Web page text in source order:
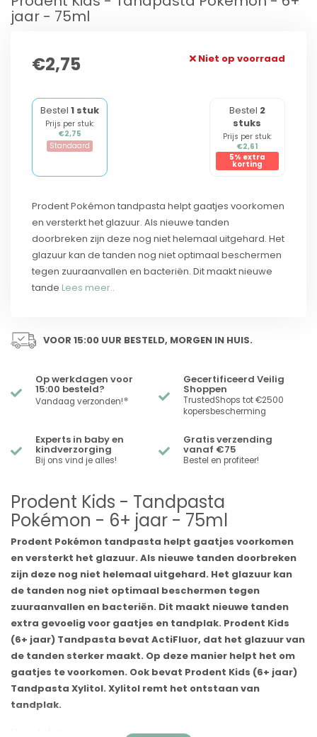
jaar - 75ml
€2,75 Niet op voorraad
Bestel 1 stuk
Prijs per stuk:
€2,75
Standaard
Bestel 2
stuks
Prijs per stuk:
€2,61
5% extra
korting
Prodent Pokémon tandpasta helpt gaatjes voorkomen
en versterkt het glazuur. Als nieuwe tanden
doorbreken zijn deze nog niet helemaal uitgehard. Het
glazuur kan de tanden nog niet optimaal beschermen
tegen zuuraanvallen en bacteriën. Dit maakt nieuwe
tande Lees meer..
VOOR 15:00 UUR BESTELD, MORGEN IN HUIS.
Op werkdagen voor
15:00 besteld?
Vandaag verzonden!*
Gecertificeerd Veilig
Shoppen
TrustedShops tot €2500
kopersbescherming
Experts in baby en
kindverzorging
Bij ons vind je alles!
Gratis verzending
vanaf €75
Bestel en profiteer!
Prodent Kids - Tandpasta
Pokémon - 6+ jaar - 75ml
Prodent Pokémon tandpasta helpt gaatjes voorkomen
en versterkt het glazuur. Als nieuwe tanden doorbreken
zijn deze nog niet helemaal uitgehard. Het glazuur kan
de tanden nog niet optimaal beschermen tegen
zuuraanvallen en bacteriën. Dit maakt nieuwe tanden
extra gevoelig voor gaatjes en tandplak. Prodent Kids
(6+ jaar) Tandpasta bevat ActiFluor, dat het glazuur van
de tanden sterker maakt. Op deze manier helpt het om
gaatjes te voorkomen. Ook bevat Prodent Kids (6+ jaar)
Tandpasta Xylitol. Xylitol remt het ontstaan van
tandplak.